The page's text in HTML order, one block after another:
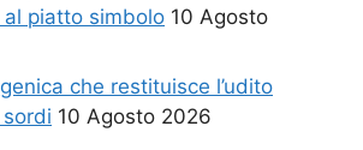
al piatto simbolo 10 Agosto
che restituisce l’udito
10 Agosto 2026